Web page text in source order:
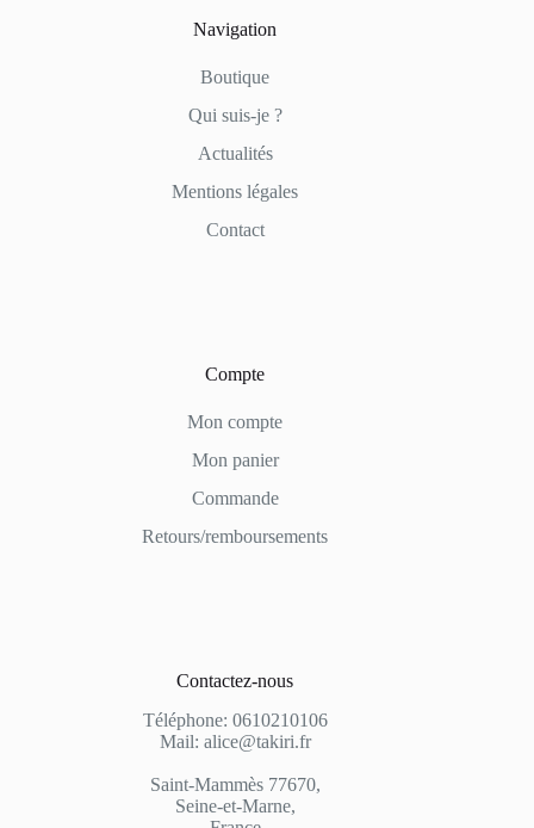
Navigation
Boutique
Qui suis-je ?
Actualités
Mentions légales
Contact
Compte
Mon compte
Mon panier
Commande
Retours/remboursements
Contactez-nous
Téléphone: 0610210106
Mail: alice@takiri.fr
Saint-Mammès 77670,
Seine-et-Marne,